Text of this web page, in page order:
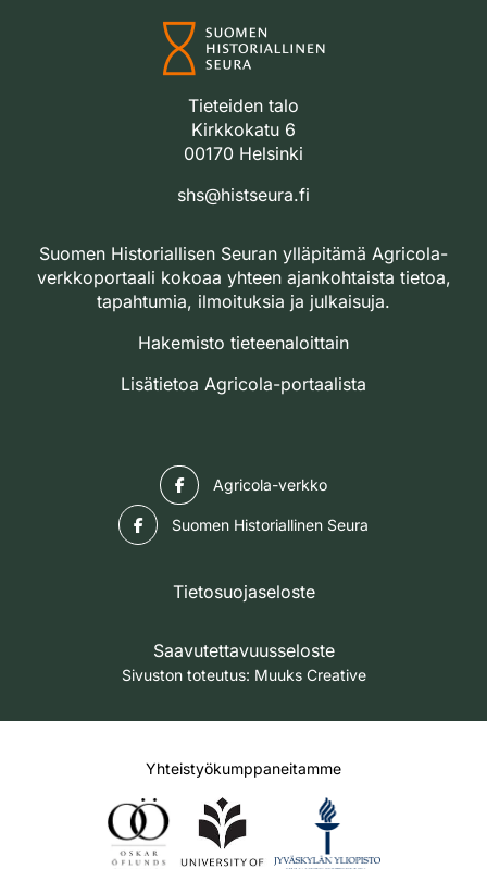
Tieteiden talo
Kirkkokatu 6
00170 Helsinki
shs@histseura.fi
Suomen Historiallisen Seuran ylläpitämä Agricola-
verkkoportaali kokoaa yhteen ajankohtaista tietoa,
tapahtumia, ilmoituksia ja julkaisuja.
Hakemisto tieteenaloittain
Lisätietoa Agricola-portaalista
Agricola-verkko
Suomen Historiallinen Seura
Tietosuojaseloste
Saavutettavuusseloste
Sivuston toteutus: Muuks Creative
Yhteistyökumppaneitamme